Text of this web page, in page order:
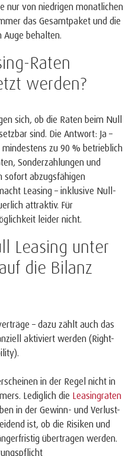
nur von niedrigen monatlichen
das Gesamtpaket und die
Auge behalten.
Raten
werden?
sich, ob die Raten beim Null
sind. Die Antwort: Ja –
zu 90 % betrieblich
Sonderzahlungen und
sofort abzugsfähigen
Leasing – inklusive Null-
attraktiv. Für
leider nicht.
Leasing unter
die Bilanz
– dazu zählt auch das
aktiviert werden (Right-
in der Regel nicht in
Lediglich die Leasingraten
in der Gewinn- und Verlust-
ist, ob die Risiken und
übertragen werden.